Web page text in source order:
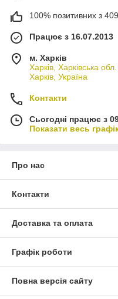
100% позитивних з 409
Працює з 16.07.2013
м. Харків
Харків, Харківська
Харків, Україна
Контакти
Сьогодні працює з
Показати весь
Про нас
Контакти
Доставка та оплата
Графік роботи
Повна версія сайту